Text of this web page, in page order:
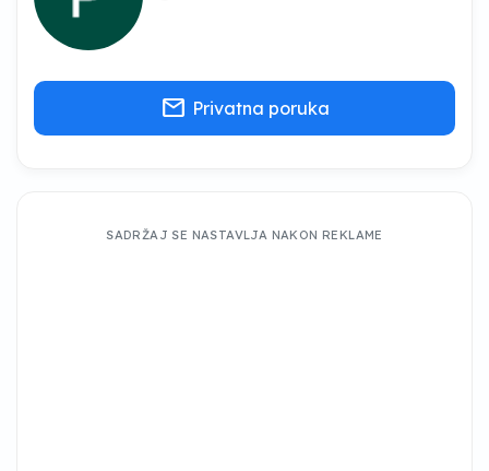
mail Privatna poruka
SADRŽAJ SE NASTAVLJA NAKON REKLAME